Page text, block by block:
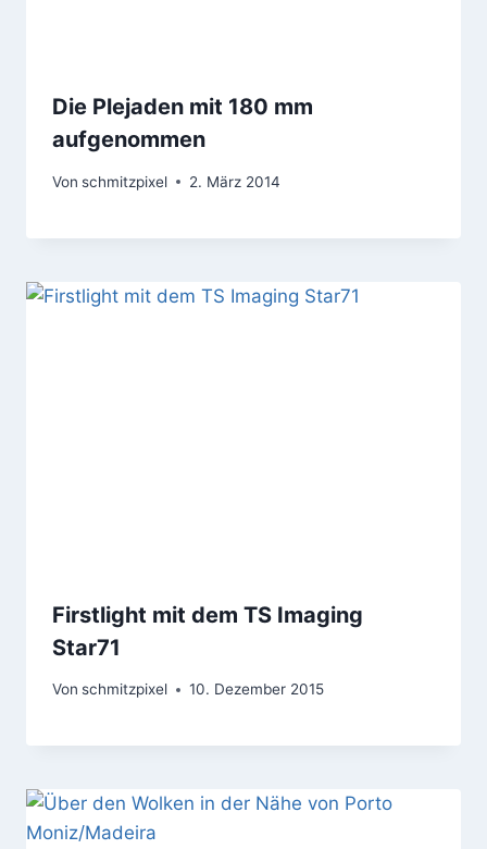
Die Plejaden mit 180 mm
aufgenommen
Von schmitzpixel 2. März 2014
Firstlight mit dem TS Imaging
Star71
Von schmitzpixel 10. Dezember 2015